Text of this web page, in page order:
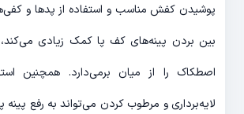
پوشیدن کفش مناسب و استفاده از پدها و
بین بردن پینه‌های کف پا کمک زیادی می‌کند،
اصطکاک را از میان برمی‌دارد. همچنین
لایه‌برداری و مرطوب کردن می‌تواند به رفع